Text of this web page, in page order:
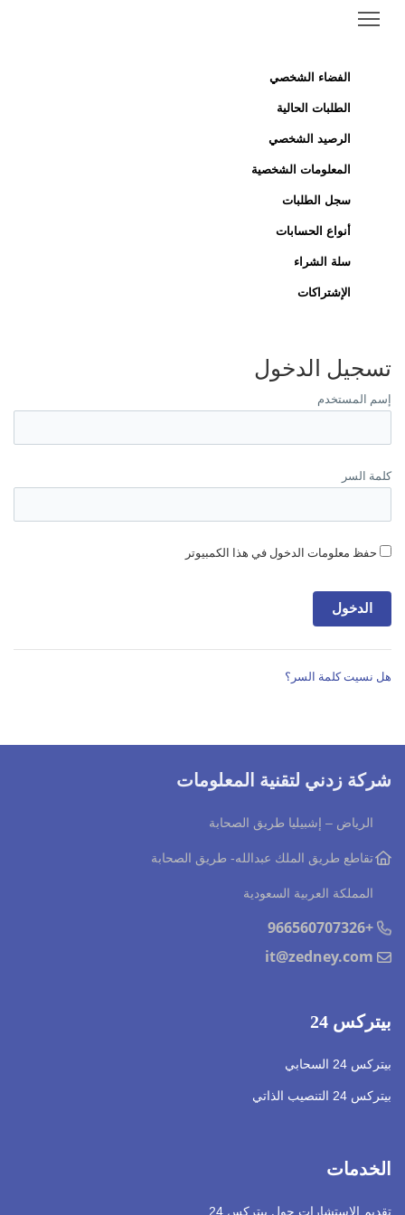
الفضاء الشخصي
الطلبات الحالية
الرصيد الشخصي
المعلومات الشخصية
سجل الطلبات
أنواع الحسابات
سلة الشراء
الإشتراكات
تسجيل الدخول
إسم المستخدم
كلمة السر
حفظ معلومات الدخول في هذا الكمبيوتر
هل نسيت كلمة السر؟
شركة زدني لتقنية المعلومات
الرياض – إشبيليا طريق الصحابة
تقاطع طريق الملك عبدالله- طريق الصحابة
المملكة العربية السعودية
+966560707326
it@zedney.com
بيتركس 24
بيتركس 24 السحابي
بيتركس 24 التنصيب الذاتي
الخدمات
تقديم الإستشارات حول بيتركس 24